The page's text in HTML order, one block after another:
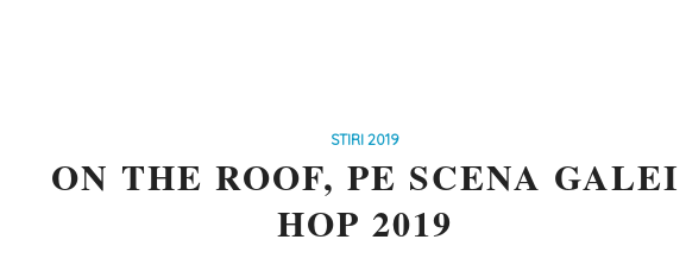
STIRI 2019
ON THE ROOF, PE SCENA GALEI
HOP 2019